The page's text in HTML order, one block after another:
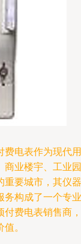
费电表作为现代用
商业楼宇、工业园
重要城市，其仪器
务构成了一个专业
付费电表销售商，
。